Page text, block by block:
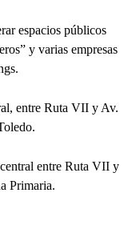
espacios públicos
y varias empresas
entre Ruta VII y Av.
entre Ruta VII y
Primaria.